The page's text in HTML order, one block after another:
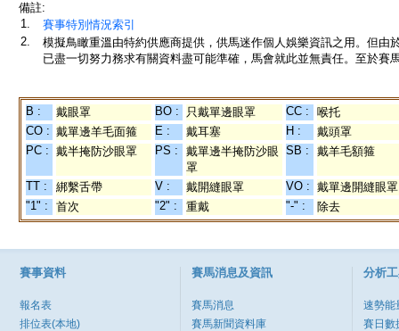
備註:
1.
賽事特別情況索引
2.
模擬鳥瞰重溫由特約供應商提供，供馬迷作個人娛樂資訊之用。但
已盡一切努力務求有關資料盡可能準確，馬會就此並無責任。至於賽
B : 戴眼罩 BO : 只戴單邊眼罩 CC :
喉托
CO : 戴單邊羊毛面箍 E : 戴耳塞 H :
戴頭罩
PC : 戴半掩防沙眼罩 PS :
戴單邊半掩防沙眼
罩
SB : 戴羊毛額箍
TT : 綁繫舌帶 V : 戴開縫眼罩 VO : 戴單邊開縫眼罩
"1" :
首次 "2" : 重戴 "-" : 除去
賽事資料
報名表
排位表(本地)
賽馬消息及資訊
賽馬消息
賽馬新聞資料庫
分析
速勢能
賽日數